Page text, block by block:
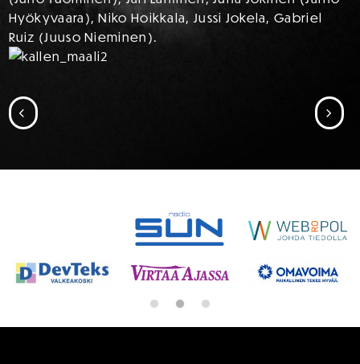
Hyökyvaara), Niko Hoikkala, Jussi Jokela, Gabriel
Ruiz (Juuso Nieminen).
SIIRRY EDELLISEEN